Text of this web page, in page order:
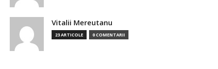
Vitalii Mereutanu
23 ARTICOLE 0 COMENTARII